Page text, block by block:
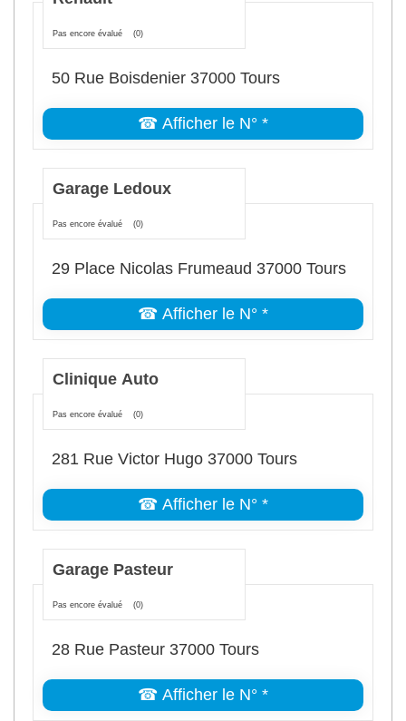
Pas encore évalué (0)
50 Rue Boisdenier 37000 Tours
☎ Afficher le N° *
Garage Ledoux
Pas encore évalué (0)
29 Place Nicolas Frumeaud 37000 Tours
☎ Afficher le N° *
Clinique Auto
Pas encore évalué (0)
281 Rue Victor Hugo 37000 Tours
☎ Afficher le N° *
Garage Pasteur
Pas encore évalué (0)
28 Rue Pasteur 37000 Tours
☎ Afficher le N° *